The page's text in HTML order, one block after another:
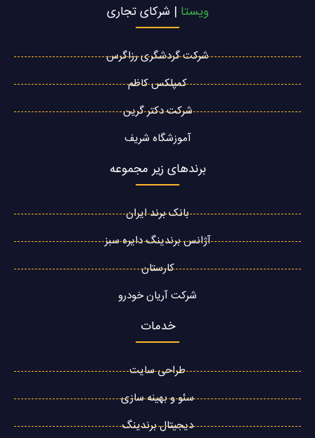
ویستا | شرکای تجاری
شرکت گردشگری رزاگرس
کمپلکس کاظم
شرکت دکتر گرین
آموزشگاه شریف
برندهای زیر مجموعه
بانک برند ایران
آژانس برندینگ دایره سبز
کارستان
شرکت آریان خودرو
خدمات
طراحی سایت
سئو و بهینه سازی
دیجیتال برندینگ